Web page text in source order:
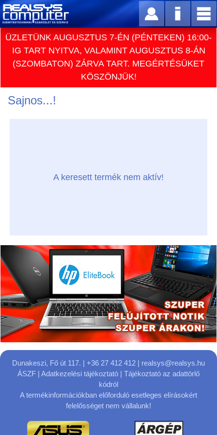
ÜZLETÜNK AUGUSZTUS 7-ÉN (PÉNTEKEN) 16:00-
IG TART NYITVA, VALAMINT AUGUSZTUS 8-ÁN
(SZOMBATON) ZÁRVA TART. MEGÉRTÉSÜKET
KÖSZÖNJÜK!
Sajnos...!
A keresett termék nem aktív!
Dunakeszi, Fő út 117. | +36 27 412 412 | realsys@realsys.hu
ÁSZF | Adatkezelési tájékoztató | Tájékoztató az adattörlő
kódról
A termékinformációkban előforduló esetleges elírásokért
felelősséget nem vállalunk!